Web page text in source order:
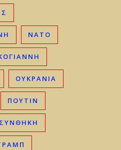
ΝΑΤΟ
ΟΥΚΡΑΝΊΑ
ΠΟΥΤΙΝ
ΣΥΝΘΗΚΗ